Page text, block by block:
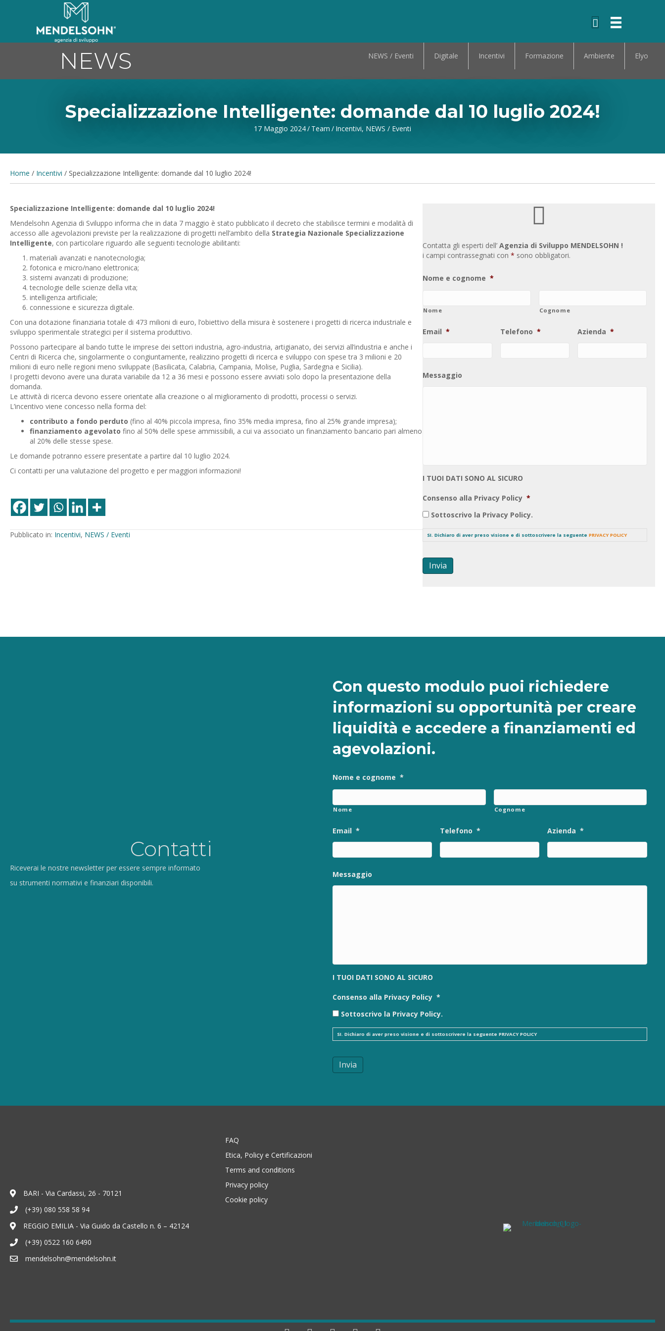
NEWS NEWS / Eventi Digitale Incentivi Formazione Ambiente Elyo
Specializzazione Intelligente: domande dal 10 luglio 2024!
17 Maggio 2024/ Team / Incentivi, NEWS / Eventi
Home / Incentivi / Specializzazione Intelligente: domande dal 10 luglio 2024!
Specializzazione Intelligente: domande dal 10 luglio 2024!
Mendelsohn Agenzia di Sviluppo informa che in data 7 maggio è stato pubblicato il decreto che stabilisce termini e modalità di
accesso alle agevolazioni previste per la realizzazione di progetti nell’ambito della Strategia Nazionale Specializzazione
Intelligente, con particolare riguardo alle seguenti tecnologie abilitanti:
materiali avanzati e nanotecnologia;
fotonica e micro/nano elettronica;
sistemi avanzati di produzione;
tecnologie delle scienze della vita;
intelligenza artificiale;
connessione e sicurezza digitale.
Con una dotazione finanziaria totale di 473 milioni di euro, l’obiettivo della misura è sostenere i progetti di ricerca industriale e
sviluppo sperimentale strategici per il sistema produttivo.
Possono partecipare al bando tutte le imprese dei settori industria, agro-industria, artigianato, dei servizi all’industria e anche i
Centri di Ricerca che, singolarmente o congiuntamente, realizzino progetti di ricerca e sviluppo con spese tra 3 milioni e 20
milioni di euro nelle regioni meno sviluppate (Basilicata, Calabria, Campania, Molise, Puglia, Sardegna e Sicilia).
I progetti devono avere una durata variabile da 12 a 36 mesi e possono essere avviati solo dopo la presentazione della
domanda.
Le attività di ricerca devono essere orientate alla creazione o al miglioramento di prodotti, processi o servizi.
L’incentivo viene concesso nella forma del:
contributo a fondo perduto (fino al 40% piccola impresa, fino 35% media impresa, fino al 25% grande impresa);
finanziamento agevolato fino al 50% delle spese ammissibili, a cui va associato un finanziamento bancario pari almeno
al 20% delle stesse spese.
Le domande potranno essere presentate a partire dal 10 luglio 2024.
Ci contatti per una valutazione del progetto e per maggiori informazioni!
Pubblicato in: Incentivi, NEWS / Eventi
Contatta gli esperti dell’Agenzia di Sviluppo MENDELSOHN !
i campi contrassegnati con* sono obbligatori.
Nome e cognome *
Nome Cognome
Email * Telefono * Azienda *
Messaggio
I TUOI DATI SONO AL SICURO
Consenso alla Privacy Policy *
Sottoscrivo la Privacy Policy.
SI. Dichiaro di aver preso visione e di sottoscrivere la seguentePRIVACY POLICY
Invia
Contatti
Riceverai le nostre newsletter per essere sempre informato
su strumenti normativi e finanziari disponibili.
Con questo modulo puoi richiedere
informazioni su opportunità per creare
liquidità e accedere a finanziamenti ed
agevolazioni.
Nome e cognome *
Nome Cognome
Email * Telefono * Azienda *
Messaggio
I TUOI DATI SONO AL SICURO
Consenso alla Privacy Policy *
Sottoscrivo la Privacy Policy.
SI. Dichiaro di aver preso visione e di sottoscrivere la seguente PRIVACY POLICY
Invia
BARI - Via Cardassi, 26 - 70121
(+39) 080 558 58 94
REGGIO EMILIA - Via Guido da Castello n. 6 – 42124
(+39) 0522 160 6490
mendelsohn@mendelsohn.it
FAQ
Etica, Policy e Certificazioni
Terms and conditions
Privacy policy
Cookie policy